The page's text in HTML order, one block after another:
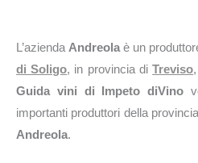
L’aziendaAndreolaè un
di Soligo, in provincia diTreviso
Guida vini di Impeto diVino
importanti produttori della
Andreola.